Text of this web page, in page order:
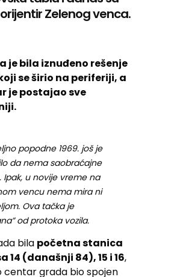
Zelenog venca.
je bila iznuđeno rešenje
se širio na periferiji, a
je postajao sve
popodne 1969. još je
da nema saobraćajne
Ipak, u novije vreme na
vencu nema mira ni
Ova tačka je
od protoka vozila.
bila početna stanica
14 (današnji 84), 15 i 16,
centar grada bio spojen